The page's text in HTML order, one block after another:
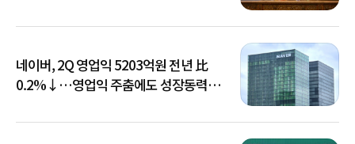
네이버, 2Q 영업익 5203억원 전년 比
0.2%↓…영업익 주춤에도 성장동력